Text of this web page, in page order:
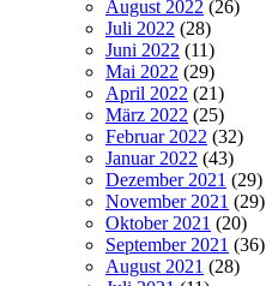
August 2022 (26)
Juli 2022 (28)
Juni 2022 (11)
Mai 2022 (29)
April 2022 (21)
März 2022 (25)
Februar 2022 (32)
Januar 2022 (43)
Dezember 2021 (29)
November 2021 (29)
Oktober 2021 (20)
September 2021 (36)
August 2021 (28)